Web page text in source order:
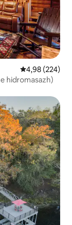
Vlerësimi
4,98 (224)
hidromasazh)